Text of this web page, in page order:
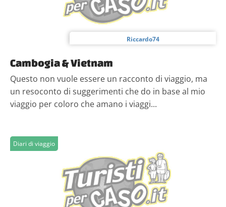
Riccardo74
Cambogia & Vietnam
Questo non vuole essere un racconto di viaggio, ma
un resoconto di suggerimenti che do in base al mio
viaggio per coloro che amano i viaggi...
Diari di viaggio